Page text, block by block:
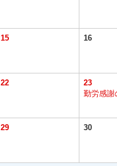
15 16
22
23
勤労感謝
29 30